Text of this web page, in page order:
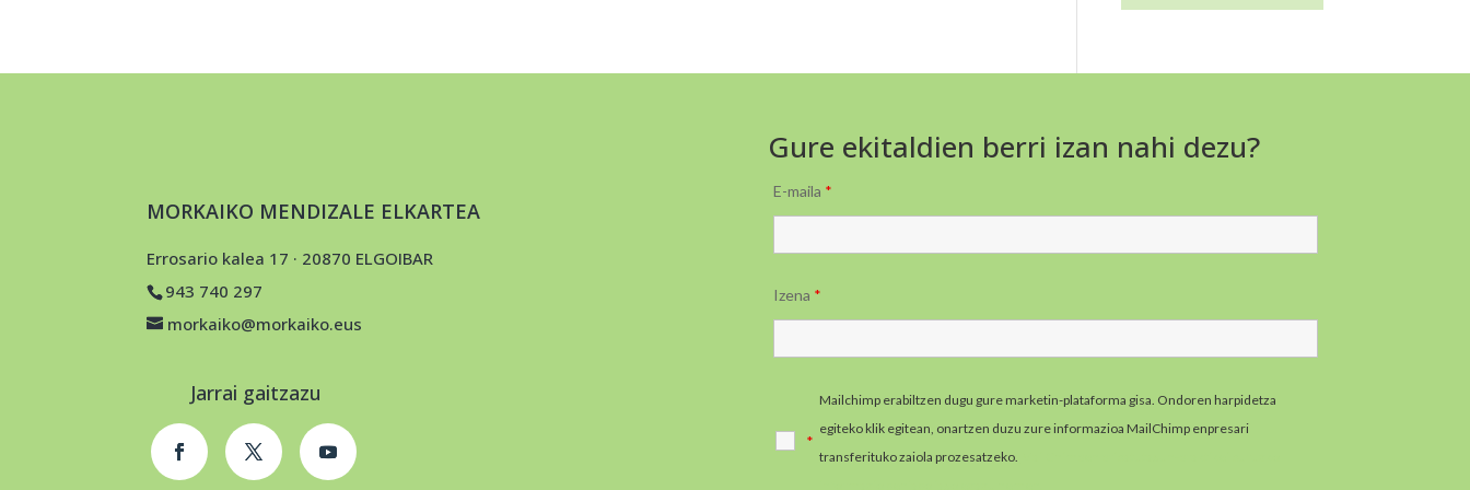
MORKAIKO MENDIZALE ELKARTEA
Errosario kalea 17 · 20870 ELGOIBAR
943 740 297
morkaiko@morkaiko.eus
Jarrai gaitzazu
Gure ekitaldien berri izan nahi dezu?
E-maila *
Izena *
*
Mailchimp erabiltzen dugu gure marketin-plataforma gisa. Ondoren harpidetza
egiteko klik egitean, onartzen duzu zure informazioa MailChimp enpresari
transferituko zaiola prozesatzeko.